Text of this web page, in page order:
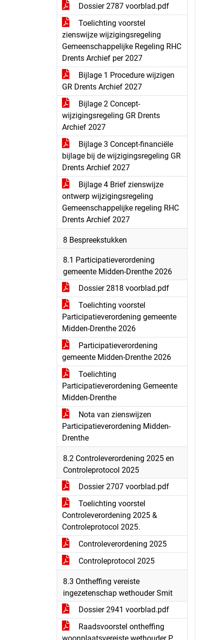
Dossier 2787 voorblad.pdf
Toelichting voorstel
zienswijze wijzigingsregeling
Gemeenschappelijke Regeling RHC
Drents Archief per 2027
Bijlage 1 Procedure wijzigen
GR Drents Archief 2027
Bijlage 2 Concept-
wijzigingsregeling GR Drents
Archief 2027
Bijlage 3 Concept-financiële
bijlage bij de wijzigingsregeling GR
Drents Archief 2027
Bijlage 4 Brief zienswijze
ontwerp wijzigingsregeling
Gemeenschappelijke regeling RHC
Drents Archief 2027
8 Bespreekstukken
8.1 Participatieverordening
gemeente Midden-Drenthe 2026
Dossier 2818 voorblad.pdf
Toelichting voorstel
Participatieverordening gemeente
Midden-Drenthe 2026
Participatieverordening
gemeente Midden-Drenthe 2026
Toelichting
Participatieverordening Gemeente
Midden-Drenthe
Nota van zienswijzen
Participatieverordening Midden-
Drenthe
8.2 Controleverordening 2025 en
Controleprotocol 2025
Dossier 2707 voorblad.pdf
Toelichting voorstel
Controleverordening 2025 &
Controleprotocol 2025.
Controleverordening 2025
Controleprotocol 2025
8.3 Ontheffing vereiste
ingezetenschap wethouder Smit
Dossier 2941 voorblad.pdf
Raadsvoorstel ontheffing